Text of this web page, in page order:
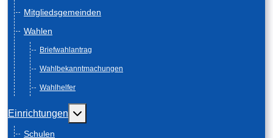
Mitgliedsgemeinden
Wahlen
Briefwahlantrag
Wahlbekanntmachungen
Wahlhelfer
Einrichtungen Weitere Informationen: Einrichtungen
Schulen